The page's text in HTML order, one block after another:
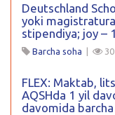
Deutschland
yoki
stipendiya; joy –
Barcha soha |
FLEX: Maktab,
AQSHda 1 yil
davomida